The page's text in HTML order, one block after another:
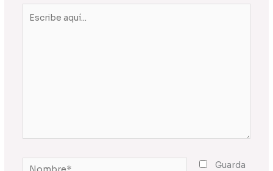
Nombre*
Guarda